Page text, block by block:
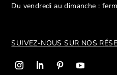
Du vendredi au dimanche :
SUIVEZ-NOUS SUR NOS R